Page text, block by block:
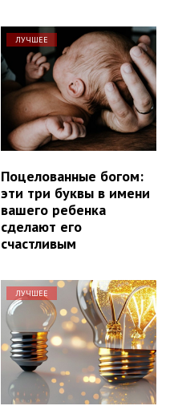
ЛУЧШЕЕ
Поцелованные богом:
эти три буквы в имени
вашего ребенка
сделают его
счастливым
ЛУЧШЕЕ